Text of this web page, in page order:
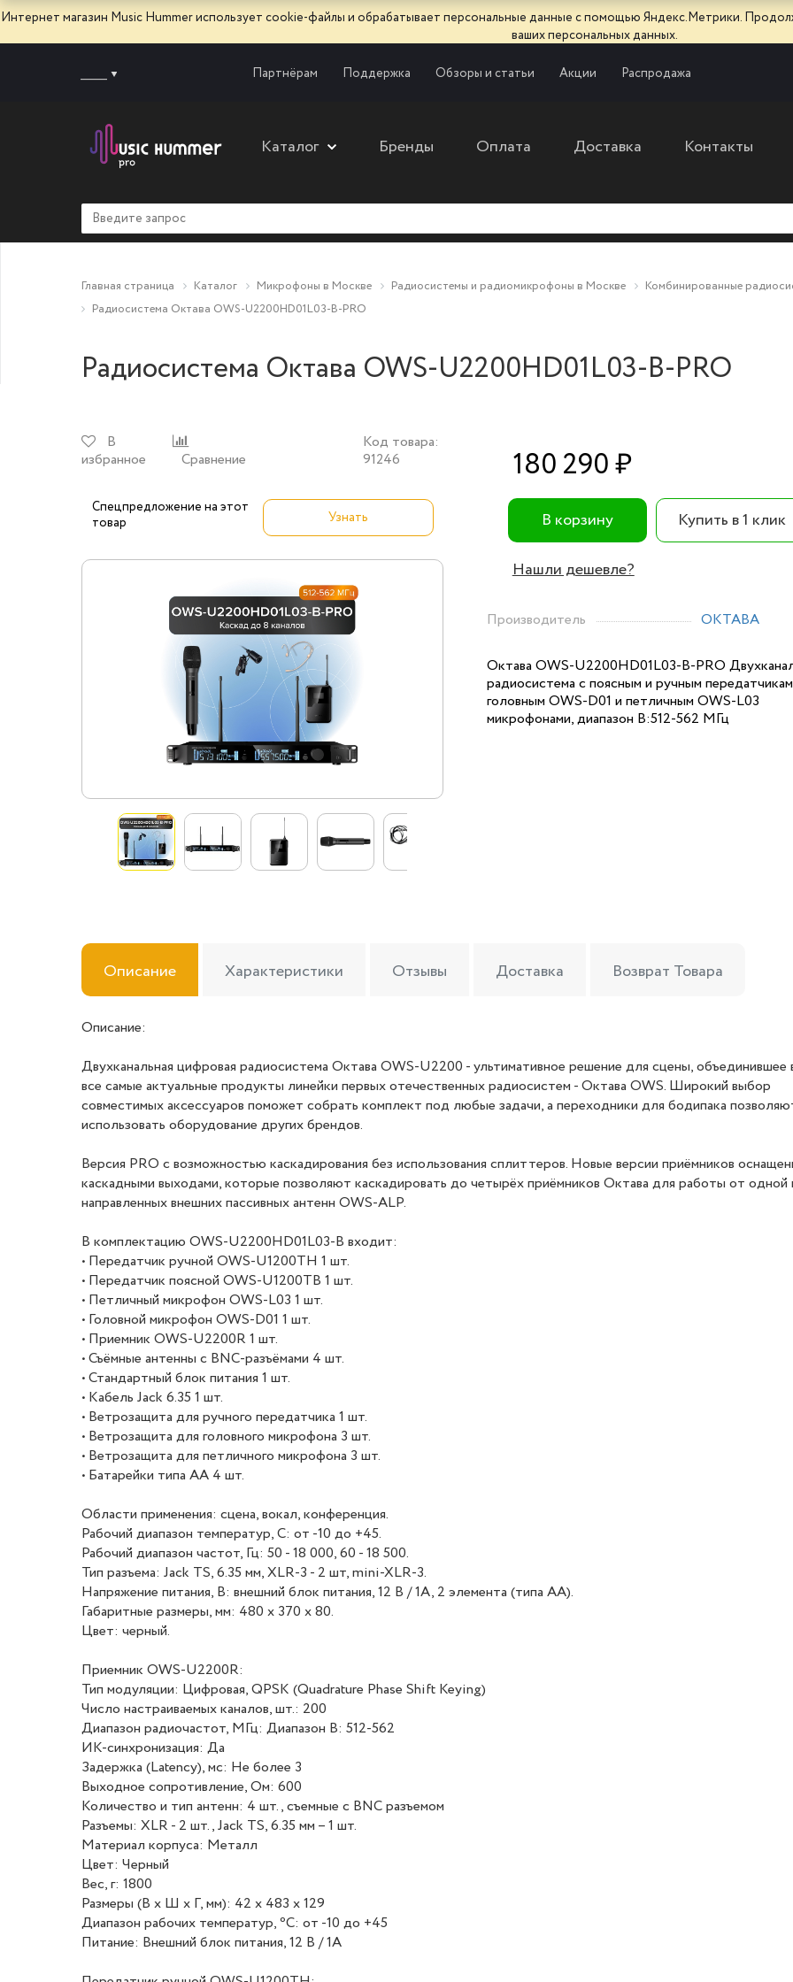
Интернет магазин Music Hummer использует сооkie-файлы и обрабатывает персональные данные с помощью Яндекс.Метрики.
ваших персональных данных.
Партнёрам Поддержка Обзоры и статьи Акции Распродажа
Каталог Бренды Оплата Доставка Контакты
Главная страница Каталог Микрофоны в Москве Радиосистемы и радиомикрофоны в Москве
Комбинированные
Радиосистема Октава OWS-U2200HD01L03-B-PRO
Радиосистема Октава OWS-U2200HD01L03-B-PRO
В
избранное
Сравнение
Код товара:
91246
Спецпредложение на этот
товар
Узнать
180 290 ₽
В корзину Купить в 1 клик
Нашли дешевле?
Производитель ОКТАВА
Октава OWS-U2200HD01L03-B-PRO
радиосистема с поясным и ручным
головным OWS-D01 и петличным OWS-L03
микрофонами, диапазон В:512-562 МГц
Описание Характеристики Отзывы Доставка Возврат Товара
Описание:
Двухканальная цифровая радиосистема Октава OWS-U2200 - ультимативное решение для сцены, объединившее
все самые актуальные продукты линейки первых отечественных радиосистем - Октава OWS. Широкий выбор
совместимых аксессуаров поможет собрать комплект под любые задачи, а переходники для бодипака
использовать оборудование других брендов.
Версия PRO с возможностью каскадирования без использования сплиттеров. Новые версии приёмников
каскадными выходами, которые позволяют каскадировать до четырёх приёмников Октава для работы от одной
направленных внешних пассивных антенн OWS-ALP.
В комплектацию OWS-U2200HD01L03-B входит:
• Передатчик ручной OWS-U1200TH 1 шт.
• Передатчик поясной OWS-U1200TB 1 шт.
• Петличный микрофон OWS-L03 1 шт.
• Головной микрофон OWS-D01 1 шт.
• Приемник OWS-U2200R 1 шт.
• Съёмные антенны с BNC-разъёмами 4 шт.
• Стандартный блок питания 1 шт.
• Кабель Jack 6.35 1 шт.
• Ветрозащита для ручного передатчика 1 шт.
• Ветрозащита для головного микрофона 3 шт.
• Ветрозащита для петличного микрофона 3 шт.
• Батарейки типа АА 4 шт.
Области применения: сцена, вокал, конференция.
Рабочий диапазон температур, С: от -10 до +45.
Рабочий диапазон частот, Гц: 50 - 18 000, 60 - 18 500.
Тип разъема: Jack TS, 6.35 мм, XLR-3 - 2 шт, mini-XLR-3.
Напряжение питания, В: внешний блок питания, 12 В / 1A, 2 элемента (типа АА).
Габаритные размеры, мм: 480 x 370 x 80.
Цвет: черный.
Приемник OWS-U2200R:
Тип модуляции: Цифровая, QPSK (Quadrature Phase Shift Keying)
Число настраиваемых каналов, шт.: 200
Диапазон радиочастот, МГц: Диапазон B: 512-562
ИК-синхронизация: Да
Задержка (Latency), мс: Не более 3
Выходное сопротивление, Ом: 600
Количество и тип антенн: 4 шт., съемные с BNC разъемом
Разъемы: XLR - 2 шт., Jack TS, 6.35 мм – 1 шт.
Материал корпуса: Металл
Цвет: Черный
Вес, г: 1800
Размеры (В х Ш х Г, мм): 42 х 483 х 129
Диапазон рабочих температур, ⁰С: от -10 до +45
Питание: Внешний блок питания, 12 В / 1A